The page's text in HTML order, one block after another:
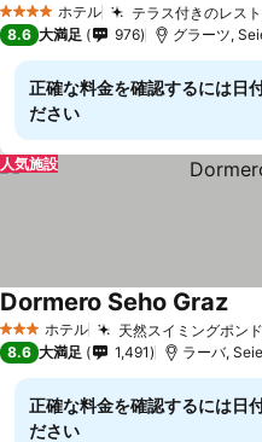
4 ホテルのランク
ホテル テラス付きのレス
8.6 大満足 976 グラーツ,
正確な料金を確認するには日
ださい
人気施設
3 ホテルのランク
ホテル 天然スイミングポン
Dormero Seho Graz
8.6 大満足 1,491 ラーバ,
正確な料金を確認するには日
ださい